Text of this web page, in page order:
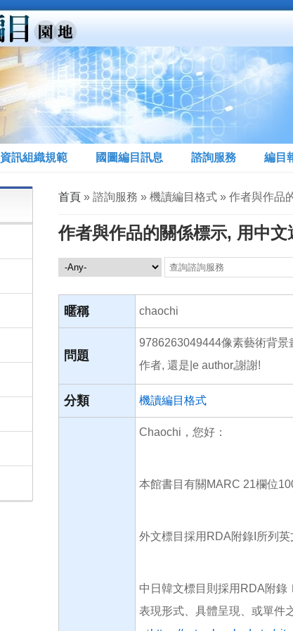
資訊組織規範 國圖編目訊息 諮詢服務 編目
您在這裡
首頁» 諮詢服務 » 機讀編目格式 » 作者與作品
作者與作品的關係標示, 用中文
諮詢服務 Search this site
暱稱 chaochi
問題
9786263049444像素藝術背景
作者, 還是|e author,謝謝!
分類 機讀編目格式
Chaochi，您好：
本館書目有關MARC 21欄位
外文標目採用RDA附錄I所列英
中日韓文標目則採用RDA附錄
表現形式、具體呈現、或單件